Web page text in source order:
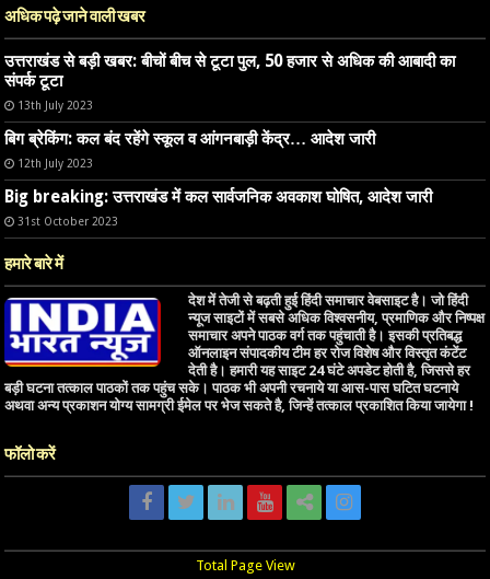
अधिक पढ़े जाने वाली खबर
उत्तराखंड से बड़ी खबर: बीचों बीच से टूटा पुल, 50 हजार से अधिक की आबादी का
संपर्क टूटा
13th July 2023
बिग ब्रेकिंग: कल बंद रहेंगे स्कूल व आंगनबाड़ी केंद्र… आदेश जारी
12th July 2023
Big breaking: उत्तराखंड में कल सार्वजनिक अवकाश घोषित, आदेश जारी
31st October 2023
हमारे बारे में
देश में तेजी से बढ़ती हुई हिंदी समाचार वेबसाइट है। जो हिंदी
न्यूज साइटों में सबसे अधिक विश्वसनीय, प्रमाणिक और निष्पक्ष
समाचार अपने पाठक वर्ग तक पहुंचाती है। इसकी प्रतिबद्ध
ऑनलाइन संपादकीय टीम हर रोज विशेष और विस्तृत कंटेंट
देती है। हमारी यह साइट 24 घंटे अपडेट होती है, जिससे हर
बड़ी घटना तत्काल पाठकों तक पहुंच सके। पाठक भी अपनी रचनाये या आस-पास घटित घटनाये
अथवा अन्य प्रकाशन योग्य सामग्री ईमेल पर भेज सकते है, जिन्हें तत्काल प्रकाशित किया जायेगा !
फॉलो करें
Total Page View